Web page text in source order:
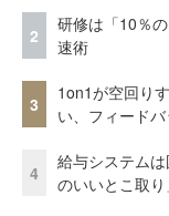
2
研修は「10％
速術
3
1on1が空回り
い、フィード
4
給与システム
のいいとこ取